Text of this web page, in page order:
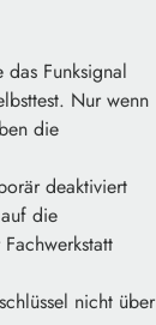
Funksignal
Nur wenn
die
deaktiviert
die
nicht über